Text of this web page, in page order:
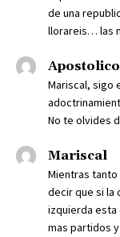
de una
llorareis… las
Mariscal, sigo
No te olvides
Mariscal
Mientras tanto
decir que si la
izquierda esta
mas partidos